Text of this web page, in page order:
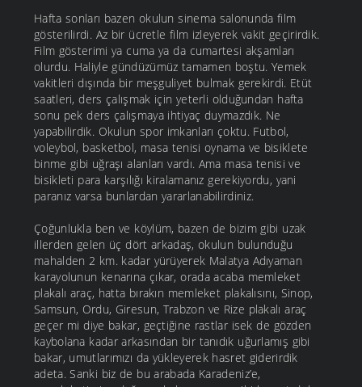
Hafta sonları bazen okulun sinema salonunda film
gösterilirdi. Az bir ücretle film izleyerek vakit geçirirdik.
Film gösterimi ya cuma ya da cumartesi akşamları
olurdu. Haliyle gündüzümüz tamamen boştu. Yemek
vakitleri dışında bir meşguliyet bulmak gerekirdi. Etüt
saatleri, ders çalışmak için yeterli olduğundan hafta
sonu pek ders çalışmaya ihtiyaç duymazdık. Ne
yapabilirdik. Okulun spor imkanları çoktu. Futbol,
voleybol, basketbol, masa tenisi oynama ve bisiklete
binme gibi uğraşı alanları vardı. Ama masa tenisi ve
bisikleti para karşılığı kiralamanız gerekiyordu, yani
paranız varsa bunlardan yararlanabilirdiniz.
Çoğunlukla ben ve köylüm, bazen de bizim gibi uzak
illerden gelen üç dört arkadaş, okulun bulunduğu
mahalden 2 km. kadar yürüyerek Malatya Adıyaman
karayolunun kenarına çıkar, orada acaba memleket
plakalı araç, hatta bırakın memleket plakalısını, Sinop,
Samsun, Ordu, Giresun, Trabzon ve Rize plakalı araç
geçer mi diye bakar, geçtiğine rastlar isek de gözden
kaybolana kadar arkasından bir tanıdık uğurlamış gibi
bakar, umutlarımızı da yükleyerek hasret giderirdik
adeta. Sanki biz de bu arabada Karadeniz’e,